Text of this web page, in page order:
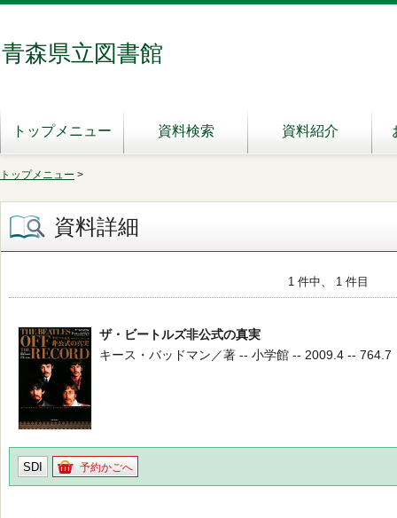
青森県立図書館
トップメニュー 資料検索 資料紹介
トップメニュー >
資料詳細
1 件中、 1 件目
ザ・ビートルズ非公式の真実
キース・バッドマン／著 -- 小学館 -- 2009.4 -- 764.7
SDI 予約かごへ